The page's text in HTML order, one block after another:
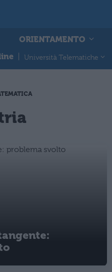
ORIENTAMENTO
Università Telematiche